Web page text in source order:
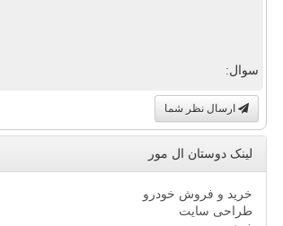
سوال:
ارسال نظر شما
لینک دوستان ال مور
خرید و فروش خودرو
طراحی سایت